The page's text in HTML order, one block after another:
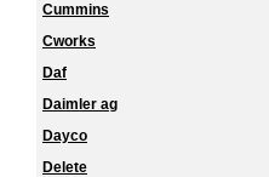
Cummins
Cworks
Daf
Daimler ag
Dayco
Delete